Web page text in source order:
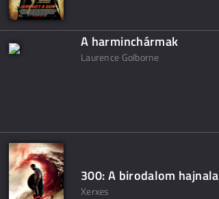
A harminchármak
Laurence Golborne
300: A birodalom hajnala
Xerxes